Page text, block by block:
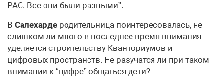
РАС. Все они были разными”.
В Салехарде родительница поинтересовалась, не
слишком ли много в последнее время внимания
уделяется строительству Кванториумов и
цифровых пространств. Не разучатся ли при таком
внимании к “цифре” общаться дети?